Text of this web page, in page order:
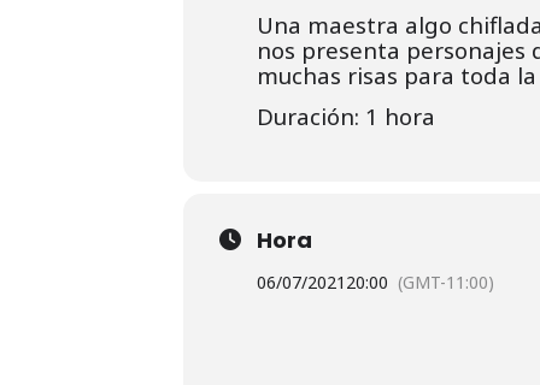
Una maestra algo
nos presenta personajes
muchas risas para toda
Duración: 1 hora
Hora
06/07/2021 20:00 (GMT-11:00)